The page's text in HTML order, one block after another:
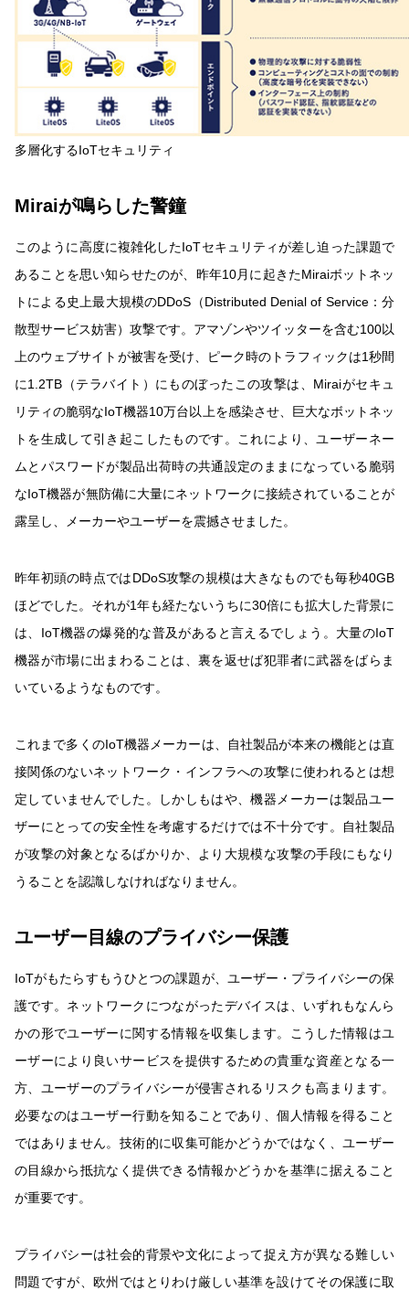
多層化するIoTセキュリティ
Miraiが鳴らした警鐘
このように高度に複雑化したIoTセキュリティが差し迫った課題で
あることを思い知らせたのが、昨年10月に起きたMiraiボットネッ
トによる史上最大規模のDDoS（Distributed Denial of Service：分
散型サービス妨害）攻撃です。アマゾンやツイッターを含む100以
上のウェブサイトが被害を受け、ピーク時のトラフィックは1秒間
に1.2TB（テラバイト）にものぼったこの攻撃は、Miraiがセキュ
リティの脆弱なIoT機器10万台以上を感染させ、巨大なボットネッ
トを生成して引き起こしたものです。これにより、ユーザーネー
ムとパスワードが製品出荷時の共通設定のままになっている脆弱
なIoT機器が無防備に大量にネットワークに接続されていることが
露呈し、メーカーやユーザーを震撼させました。
昨年初頭の時点ではDDoS攻撃の規模は大きなものでも毎秒40GB
ほどでした。それが1年も経たないうちに30倍にも拡大した背景に
は、IoT機器の爆発的な普及があると言えるでしょう。大量のIoT
機器が市場に出まわることは、裏を返せば犯罪者に武器をばらま
いているようなものです。
これまで多くのIoT機器メーカーは、自社製品が本来の機能とは直
接関係のないネットワーク・インフラへの攻撃に使われるとは想
定していませんでした。しかしもはや、機器メーカーは製品ユー
ザーにとっての安全性を考慮するだけでは不十分です。自社製品
が攻撃の対象となるばかりか、より大規模な攻撃の手段にもなり
うることを認識しなければなりません。
ユーザー目線のプライバシー保護
IoTがもたらすもうひとつの課題が、ユーザー・プライバシーの保
護です。ネットワークにつながったデバイスは、いずれもなんら
かの形でユーザーに関する情報を収集します。こうした情報はユ
ーザーにより良いサービスを提供するための貴重な資産となる一
方、ユーザーのプライバシーが侵害されるリスクも高まります。
必要なのはユーザー行動を知ることであり、個人情報を得ること
ではありません。技術的に収集可能かどうかではなく、ユーザー
の目線から抵抗なく提供できる情報かどうかを基準に据えること
が重要です。
プライバシーは社会的背景や文化によって捉え方が異なる難しい
問題ですが、欧州ではとりわけ厳しい基準を設けてその保護に取